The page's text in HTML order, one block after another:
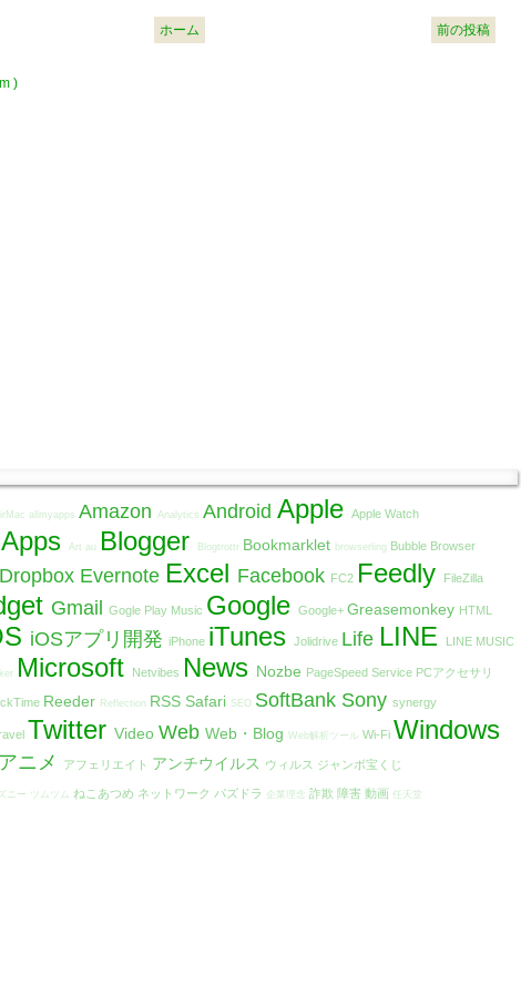
前の投稿
ホーム
)
allmyapps Amazon Analytics Android Apple Apple Watch
Apps Art au Blogger Blogtrottr Bookmarklet browserling Bubble Browser
Dropbox Evernote Excel Facebook FC2 Feedly FileZilla
Gmail Gogle Play Music Google Google+ Greasemonkey HTML
iOSアプリ開発 iPhone iTunes Jolidrive Life LINE LINE MUSIC
Microsoft Netvibes News Nozbe PageSpeed Service PCアクセサリ
Reeder Reflection RSS Safari SEO SoftBank Sony synergy
Twitter Video Web Web・Blog Web解析ツール Wi-Fi Windows
アニメ アフェリエイト アンチウイルス ウィルス ジャンボ宝くじ
ニー ツムツム ねこあつめ ネットワーク パズドラ 企業理念 詐欺 障害 動画 任天堂